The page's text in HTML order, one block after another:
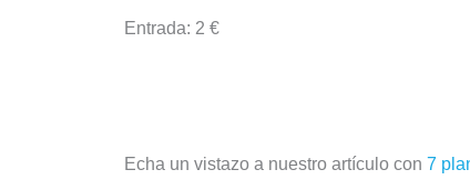
Entrada: 2 €
Echa un vistazo a nuestro artículo con 7